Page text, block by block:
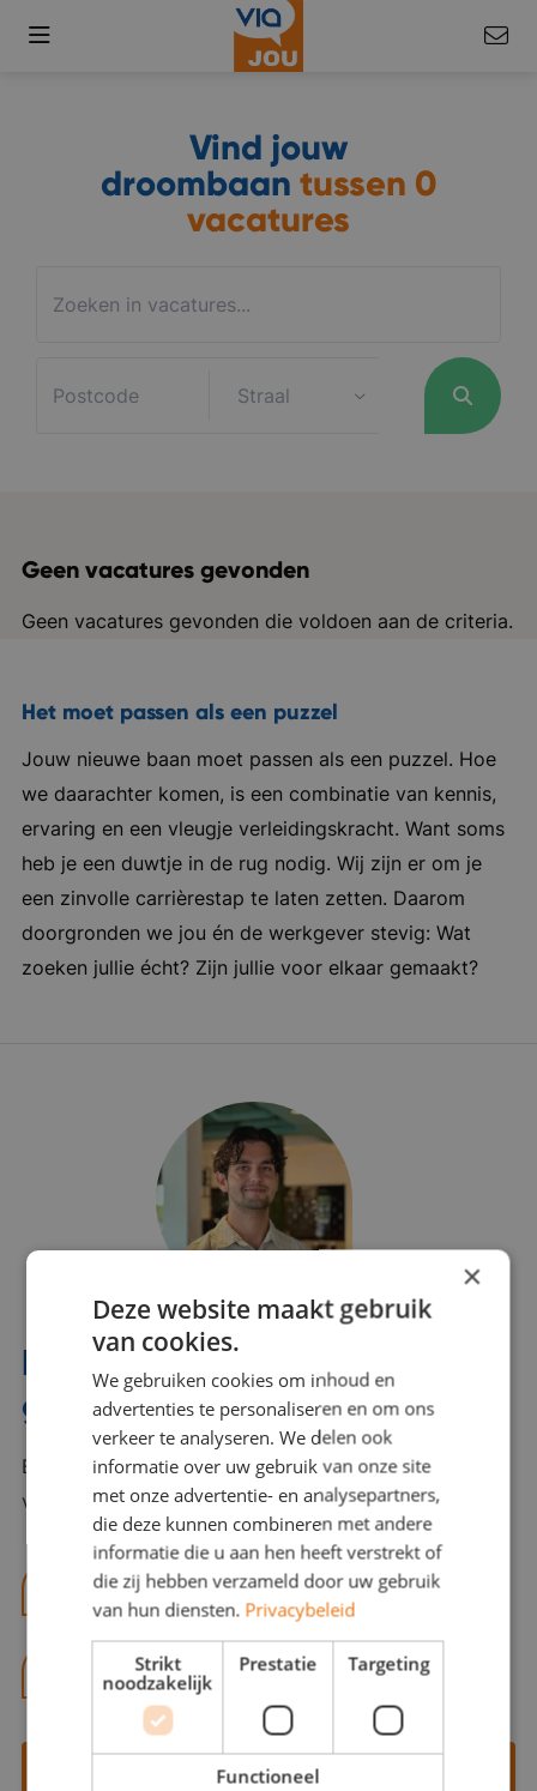
Vind jouw
droombaan tussen 0
vacatures
Geen vacatures gevonden
Geen vacatures gevonden die voldoen aan de criteria.
Het moet passen als een puzzel
Jouw nieuwe baan moet passen als een puzzel. Hoe
we daarachter komen, is een combinatie van kennis,
ervaring en een vleugje verleidingskracht. Want soms
heb je een duwtje in de rug nodig. Wij zijn er om je
een zinvolle carrièrestap te laten zetten. Daarom
doorgronden we jou én de werkgever stevig: Wat
zoeken jullie écht? Zijn jullie voor elkaar gemaakt?
Interesse? Benno helpt je
graag verder!
Bel of mail Benno met al jouw vragen. Benno staat
voor je klaar en helpt je graag!
benno@viajou.nl
06 13 28 62 71
Contact opnemen
×
Deze website maakt gebruik
van cookies.
We gebruiken cookies om inhoud en
advertenties te personaliseren en om ons
verkeer te analyseren. We delen ook
informatie over uw gebruik van onze site
met onze advertentie- en analysepartners,
die deze kunnen combineren met andere
informatie die u aan hen heeft verstrekt of
die zij hebben verzameld door uw gebruik
van hun diensten. Privacybeleid
Strikt
noodzakelijk
Prestatie Targeting
Functioneel